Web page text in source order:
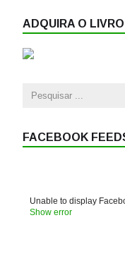
ADQUIRA O LIVRO
FACEBOOK
Unable to display
Show error